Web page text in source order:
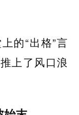
的“出格”言
上了风口浪